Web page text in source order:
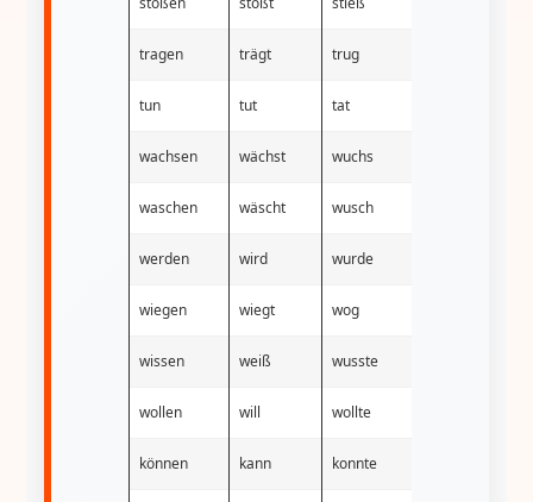
tragen trägt trug
tun tut tat
wachsen wächst wuchs
waschen wäscht wusch
werden wird wurde
wiegen wiegt wog
wissen weiß wusste
wollen will wollte
können kann konnte